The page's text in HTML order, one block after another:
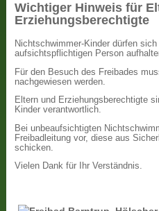
Wichtiger Hinweis für
Erziehungsberechtigte
Nichtschwimmer-Kinder dürfen
aufsichtspflichtigen Person
Für den Besuch des Freibades
nachgewiesen werden.
Eltern und Erziehungsberechtigte
Kinder verantwortlich.
Bei unbeaufsichtigten
Freibadleitung vor, diese aus
schicken.
Vielen Dank für Ihr Verständnis.